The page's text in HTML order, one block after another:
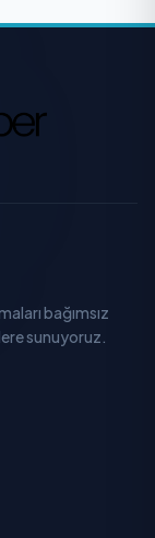
bağımsız
sunuyoruz.